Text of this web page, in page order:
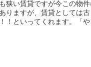
狭い賃貸ですが今この物
りますが、賃貸としては
！といってくれます。「